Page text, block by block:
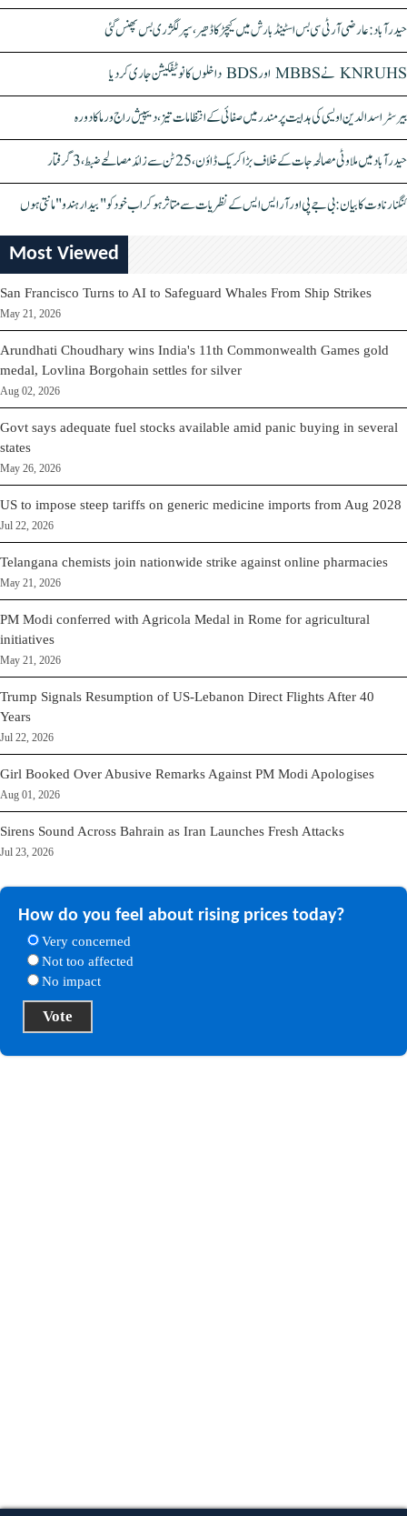
حیدرآباد: عارضی آر ٹی سی بس اسٹینڈ بارش میں کیچڑ کا ڈھیر، سپر لگژری بس پھنس گئی
KNRUHS نے MBBS اور BDS داخلوں کا نوٹیفکیشن جاری کر دیا
بیرسٹر اسدالدین اویسی کی ہدایت پر مندر میں صفائی کے انتظامات تیز، دیپیش راج ورما کا دورہ
حیدرآباد میں ملاوٹی مصالحہ جات کے خلاف بڑا کریک ڈاؤن، 25 ٹن سے زائد مصالحے ضبط، 3 گرفتار
کنگنا رناوت کا بیان: بی جے پی اور آر ایس ایس کے نظریات سے متاثر ہو کر اب خود کو "بیدار ہندو" مانتی ہوں
Most Viewed
San Francisco Turns to AI to Safeguard Whales From Ship Strikes
May 21, 2026
Arundhati Choudhary wins India's 11th Commonwealth Games gold
medal, Lovlina Borgohain settles for silver
Aug 02, 2026
Govt says adequate fuel stocks available amid panic buying in several
states
May 26, 2026
US to impose steep tariffs on generic medicine imports from Aug 2028
Jul 22, 2026
Telangana chemists join nationwide strike against online pharmacies
May 21, 2026
PM Modi conferred with Agricola Medal in Rome for agricultural
initiatives
May 21, 2026
Trump Signals Resumption of US-Lebanon Direct Flights After 40
Years
Jul 22, 2026
Girl Booked Over Abusive Remarks Against PM Modi Apologises
Aug 01, 2026
Sirens Sound Across Bahrain as Iran Launches Fresh Attacks
Jul 23, 2026
How do you feel about rising prices today?
Very concerned
Not too affected
No impact